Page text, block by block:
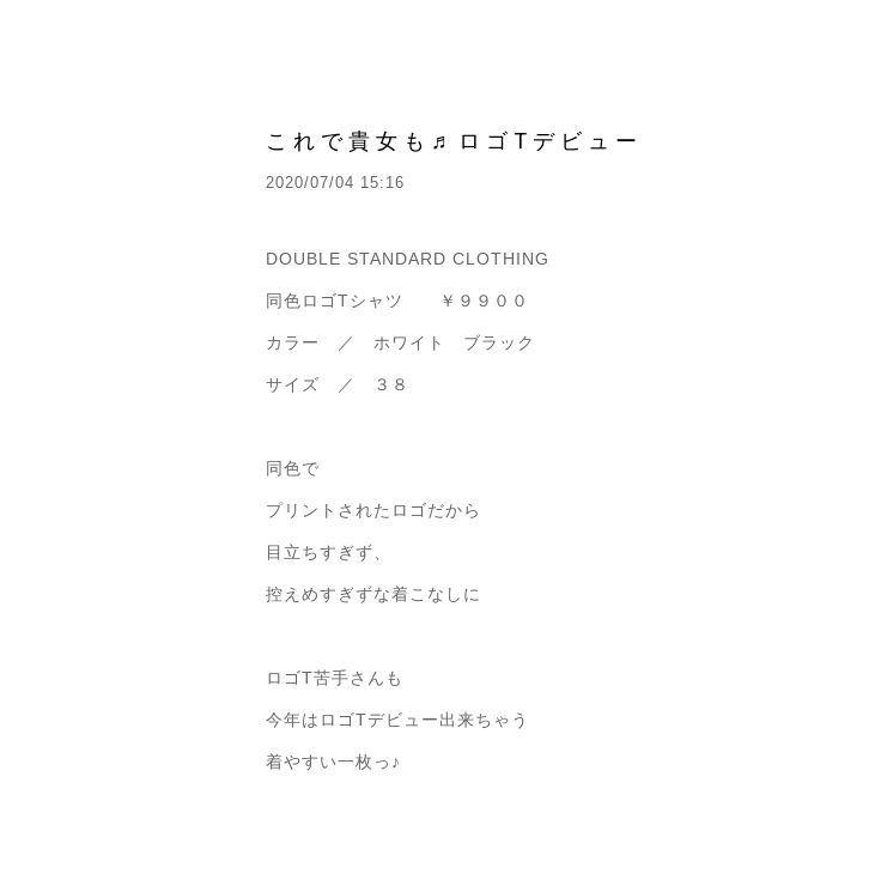
これで貴女も♬ロゴTデビュー
2020/07/04 15:16
DOUBLE STANDARD CLOTHING
同色ロゴTシャツ ￥９９００
カラー ／ ホワイト ブラック
サイズ ／ ３８
同色で
プリントされたロゴだから
目立ちすぎず、
控えめすぎずな着こなしに
ロゴT苦手さんも
今年はロゴTデビュー出来ちゃう
着やすい一枚っ♪